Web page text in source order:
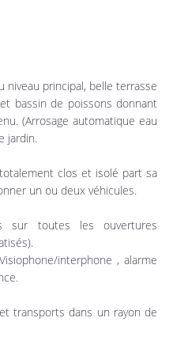
niveau principal, belle terrasse
bassin de poissons donnant
(Arrosage automatique eau
jardin.
clos et isolé part sa
un ou deux véhicules.
sur toutes les ouvertures
interphone , alarme
transports dans un rayon de